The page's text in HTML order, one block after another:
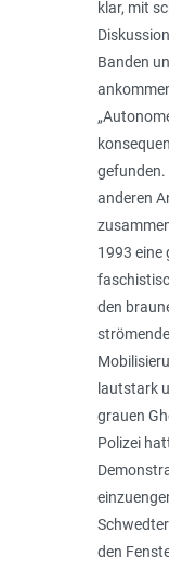
klar, mit
Banden
gefunden.
anderen
1993 eine
den
lautstark
grauen
Polizei
den